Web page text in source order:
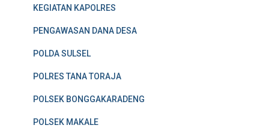
KEGIATAN KAPOLRES
PENGAWASAN DANA DESA
POLDA SULSEL
POLRES TANA TORAJA
POLSEK BONGGAKARADENG
POLSEK MAKALE